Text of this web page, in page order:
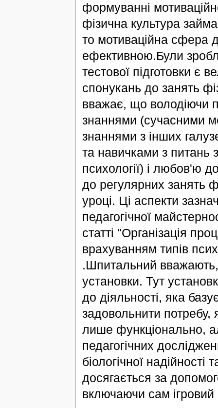
формуванні
фізична культура
то мотиваційна сфера
ефективною.Були
тестової підготовки є
спонукань до занять
вважає, що володіючи
знаннями (сучасними
знаннями з інших
та навичками з питань
психології) і любов'ю
до регулярних занять
уроці. Ці аспекти
педагогічної
статті "Організація
врахуванням типів
.Шпитальний вважають,
установки. Тут
до діяльності, яка
задовольнити потребу,
лише функціонально,
педагогічних
біологічної надійності
досягається за
включаючи сам ігровий